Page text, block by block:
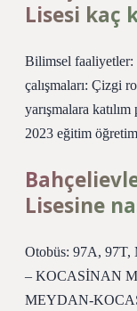
Lisesi kaç
Bilimsel faaliyetler:
çalışmaları: Çizgi
yarışmalara
2023 eğitim
Lisesine
Otobüs: 97A,
– KOCASİNAN
MEYDAN-